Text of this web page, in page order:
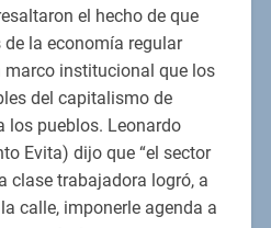
el hecho de que
la economía regular
marco institucional que los
del capitalismo de
los pueblos. Leonardo
Evita) dijo que “el sector
clase trabajadora logró, a
calle, imponerle agenda a